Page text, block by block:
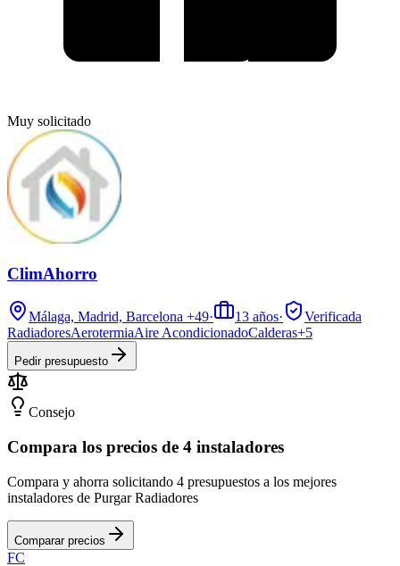
Muy solicitado
ClimAhorro
Málaga, Madrid, Barcelona +49· 13 años·
Verificada
RadiadoresAerotermiaAire AcondicionadoCalderas+5
Pedir presupuesto
Consejo
Compara los precios de 4 instaladores
Compara y ahorra solicitando 4 presupuestos a los mejores
instaladores de Purgar Radiadores
Comparar precios
FC